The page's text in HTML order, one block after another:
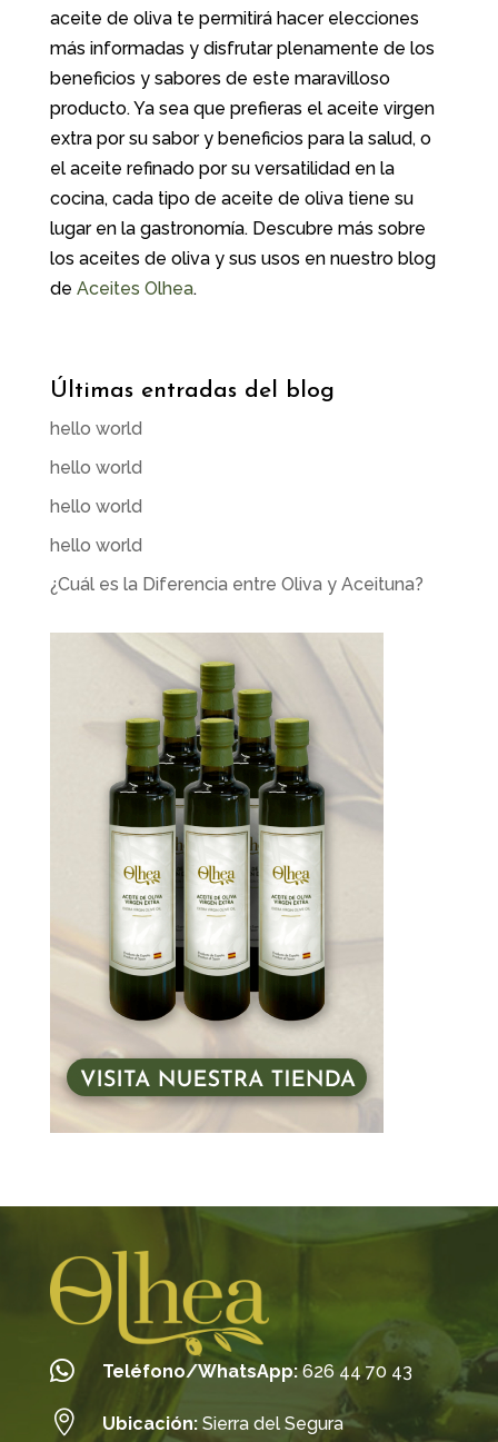
aceite de oliva te permitirá hacer elecciones
más informadas y disfrutar plenamente de los
beneficios y sabores de este maravilloso
producto. Ya sea que prefieras el aceite virgen
extra por su sabor y beneficios para la salud, o
el aceite refinado por su versatilidad en la
cocina, cada tipo de aceite de oliva tiene su
lugar en la gastronomía. Descubre más sobre
los aceites de oliva y sus usos en nuestro blog
de Aceites Olhea.
Últimas entradas del blog
hello world
hello world
hello world
hello world
¿Cuál es la Diferencia entre Oliva y Aceituna?
 Teléfono/WhatsApp:626 44 70 43
 Ubicación:Sierra del Segura